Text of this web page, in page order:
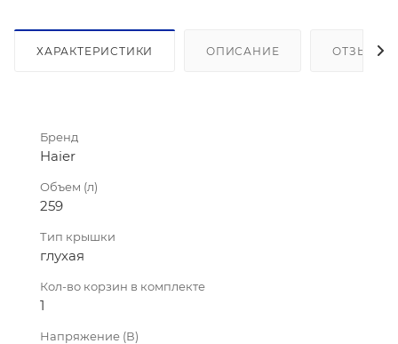
ХАРАКТЕРИСТИКИ ОПИСАНИЕ ОТЗЫВЫ
Бренд
Haier
Объем (л)
259
Тип крышки
глухая
Кол-во корзин в комплекте
1
Напряжение (В)